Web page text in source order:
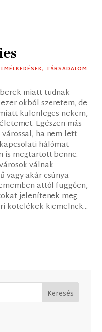
, TÁRSADALOM
miatt tudnak
okból szeretem, de
különleges nekem,
Egészen más
ha nem lett
hálómat
is megtartott benne.
válnak
vagy akár csúnya
attól függően,
jelenítenek meg
kötelékek kiemelnek...